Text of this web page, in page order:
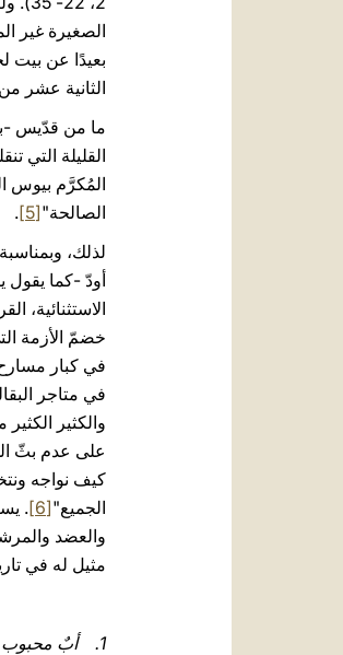
بعيدًا عن بيت
الثانية عشر
ما من قدّيس -
القليلة التي
المُكرَّم بيوس
الصالحة"[5]
.
الاستثنائية،
خضمّ الأزمة
في كبار
في متاجر
والكثير
على عدم بثّ
كيف نواجه
الجميع"[6]
.
والعضد
مثيل له في
1. أبٌ محبوب